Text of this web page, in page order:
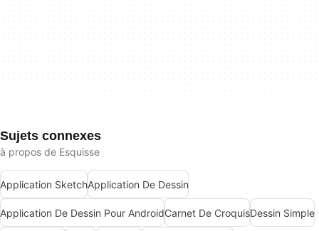
Sujets connexes
à propos de Esquisse
Application SketchApplication De Dessin
Application De Dessin Pour AndroidCarnet De CroquisDessin Simple